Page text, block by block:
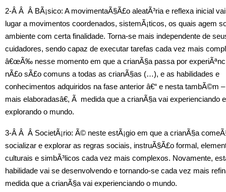
2-Â Â Â BÃ¡sico: A movimentaÃ§Ã£o aleatÃ³ria e reflexa inicial
lugar a movimentos coordenados, sistemÃ¡ticos, os quais agem
ambiente com certa finalidade. Torna-se mais independente de
cuidadores, sendo capaz de executar tarefas cada vez mais
â€œÃ‰ nesse momento em que a crianÃ§a passa por
nÃ£o sÃ£o comuns a todas as crianÃ§as (…), e as habilidades e
conhecimentos adquiridos na fase anterior â€“ e nesta tambÃ©m
mais elaboradasâ€, Ã medida que a crianÃ§a vai experienciando e
explorando o mundo.
3-Â Â Â SocietÃ¡rio: Ã© neste estÃ¡gio em que a crianÃ§a
socializar e explorar as regras sociais, instruÃ§Ã£o formal,
culturais e simbÃ³licos cada vez mais complexos. Novamente,
habilidade vai se desenvolvendo e tornando-se cada vez mais
medida que a crianÃ§a vai experienciando o mundo.